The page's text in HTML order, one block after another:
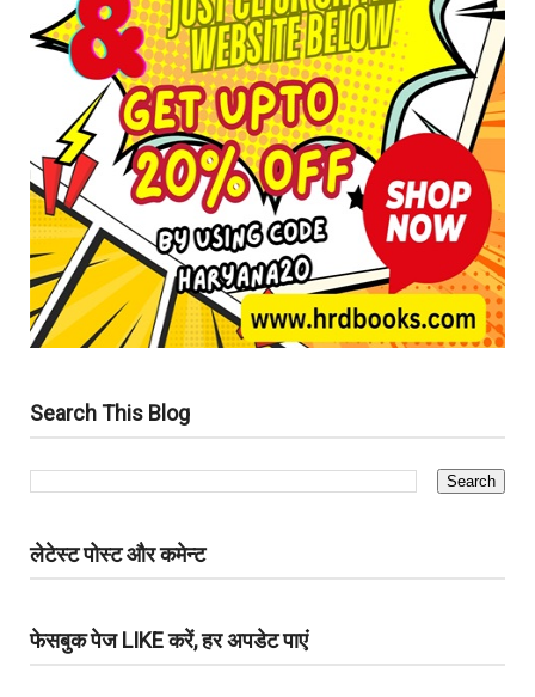
Search This Blog
लेटेस्ट पोस्ट और कमेन्ट
फेसबुक पेज LIKE करें, हर अपडेट पाएं